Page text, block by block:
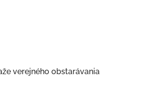
verejného obstarávania